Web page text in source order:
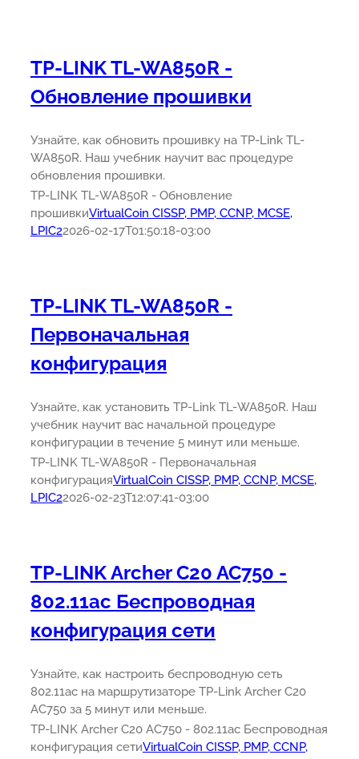
TP-LINK TL-WA850R -
Обновление прошивки
Узнайте, как обновить прошивку на TP-Link TL-
WA850R. Наш учебник научит вас процедуре
обновления прошивки.
TP-LINK TL-WA850R - Обновление
прошивкиVirtualCoin CISSP, PMP, CCNP, MCSE,
LPIC22026-02-17T01:50:18-03:00
TP-LINK TL-WA850R -
Первоначальная
конфигурация
Узнайте, как установить TP-Link TL-WA850R. Наш
учебник научит вас начальной процедуре
конфигурации в течение 5 минут или меньше.
TP-LINK TL-WA850R - Первоначальная
конфигурацияVirtualCoin CISSP, PMP, CCNP, MCSE,
LPIC22026-02-23T12:07:41-03:00
TP-LINK Archer C20 AC750 -
802.11ac Беспроводная
конфигурация сети
Узнайте, как настроить беспроводную сеть
802.11ac на маршрутизаторе TP-Link Archer C20
AC750 за 5 минут или меньше.
TP-LINK Archer C20 AC750 - 802.11ac Беспроводная
конфигурация сетиVirtualCoin CISSP, PMP, CCNP,